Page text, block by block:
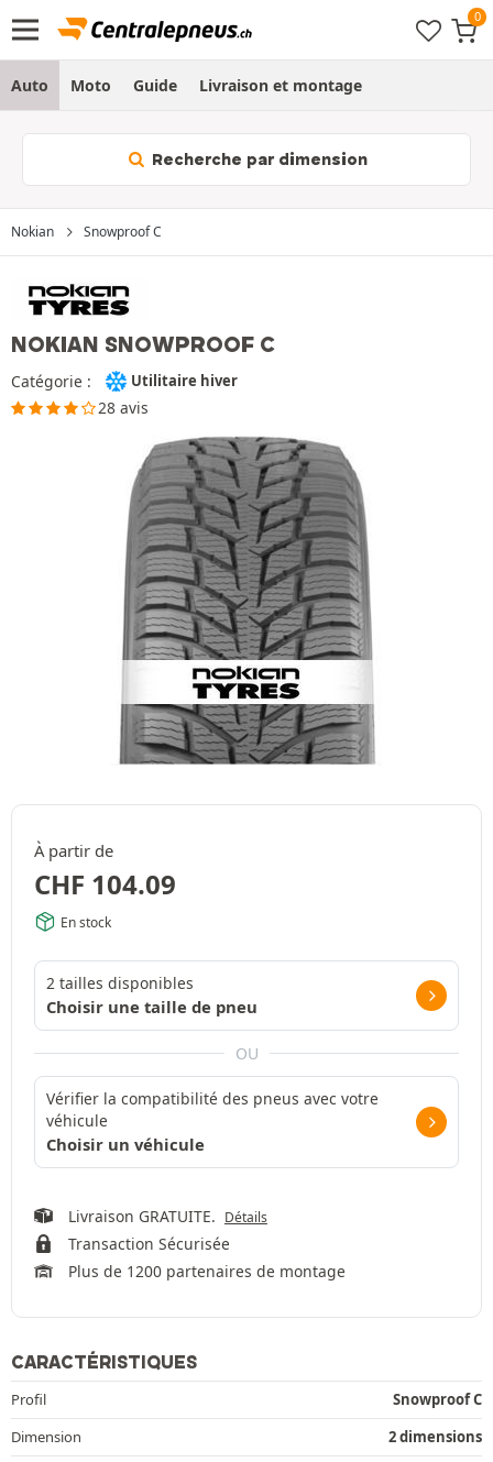
Auto Moto Guide Livraison et montage
Recherche par dimension
Nokian Snowproof C
NOKIAN SNOWPROOF C
Catégorie : Utilitaire hiver
28 avis
À partir de
CHF 104.09
En stock
2 tailles disponibles
Choisir une taille de pneu
OU
Vérifier la compatibilité des pneus avec votre
véhicule
Choisir un véhicule
Livraison GRATUITE. Détails
Transaction Sécurisée
Plus de 1200 partenaires de montage
CARACTÉRISTIQUES
Profil
Snowproof C
Dimension
2 dimensions